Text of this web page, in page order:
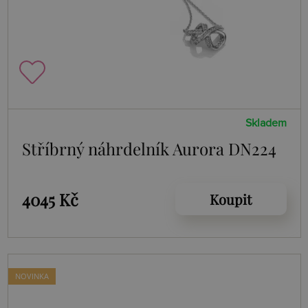
Skladem
Stříbrný náhrdelník Aurora DN224
4045 Kč Koupit
NOVINKA